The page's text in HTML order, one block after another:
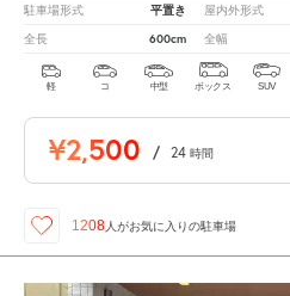
駐車場形式 平置き 屋内外形式
全長 600cm 全幅
軽 コ 中型 ボックス SUV
¥2,500 / 24 時間
1208 人がお気に入りの駐車場